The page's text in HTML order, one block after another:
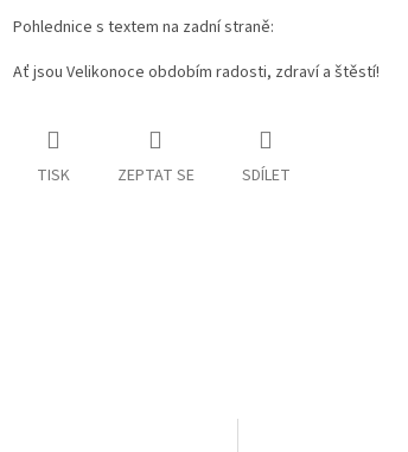
Pohlednice s textem na zadní straně:
Ať jsou Velikonoce obdobím radosti, zdraví a štěstí!
TISK ZEPTAT SE SDÍLET